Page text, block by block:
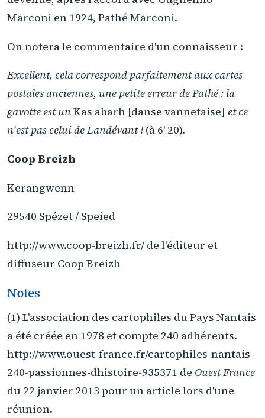
Marconi en 1924, Pathé Marconi.
On notera le commentaire d'un connaisseur :
Excellent, cela correspond parfaitement aux cartes
postales anciennes, une petite erreur de Pathé : la
gavotte est unKas abarh [danse vannetaise] et ce
n'est pas celui de Landévant ! (à 6' 20).
Coop Breizh
Kerangwenn
29540 Spézet / Speied
http://www.coop-breizh.fr/ de l'éditeur et
diffuseur Coop Breizh
Notes
(1) L'association des cartophiles du Pays Nantais
a été créée en 1978 et compte 240 adhérents.
http://www.ouest-france.fr/cartophiles-nantais-
240-passionnes-dhistoire-935371 de Ouest France
du 22 janvier 2013 pour un article lors d'une
réunion.